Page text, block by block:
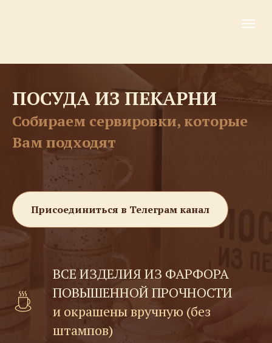
ПОСУДА ИЗ ПЕКАРНИ
Собираем сервировки, которые
Вам подходят
Присоединиться в Телеграм канал
ВСЕ ИЗДЕЛИЯ ИЗ ФАРФОРА
ПОВЫШЕННОЙ ПРОЧНОСТИ
и окрашены вручную (без
штампов)